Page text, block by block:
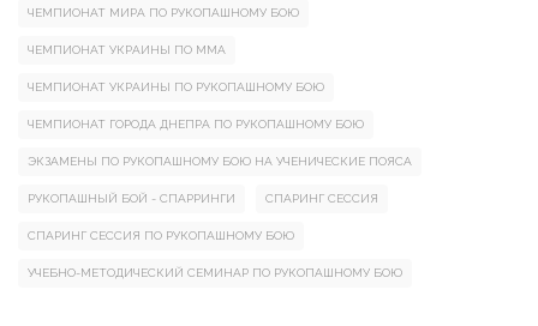
ЧЕМПИОНАТ МИРА ПО РУКОПАШНОМУ БОЮ
ЧЕМПИОНАТ УКРАИНЫ ПО ММА
ЧЕМПИОНАТ УКРАИНЫ ПО РУКОПАШНОМУ БОЮ
ЧЕМПИОНАТ ГОРОДА ДНЕПРА ПО РУКОПАШНОМУ БОЮ
ЭКЗАМЕНЫ ПО РУКОПАШНОМУ БОЮ НА УЧЕНИЧЕСКИЕ ПОЯСА
РУКОПАШНЫЙ БОЙ - СПАРРИНГИ СПАРИНГ СЕССИЯ
СПАРИНГ СЕССИЯ ПО РУКОПАШНОМУ БОЮ
УЧЕБНО-МЕТОДИЧЕСКИЙ СЕМИНАР ПО РУКОПАШНОМУ БОЮ